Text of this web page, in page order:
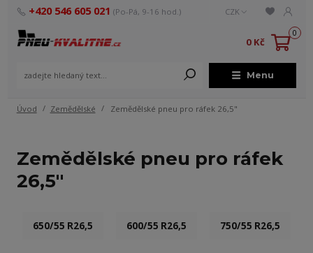
Menu
CZK
+420 546 605 021 (Po-Pá, 9-16 hod.)
0
0 Kč
Úvod Zemědělské Zemědělské pneu pro ráfek 26,5"
Zemědělské pneu pro ráfek
26,5"
650/55 R26,5 600/55 R26,5 750/55 R26,5